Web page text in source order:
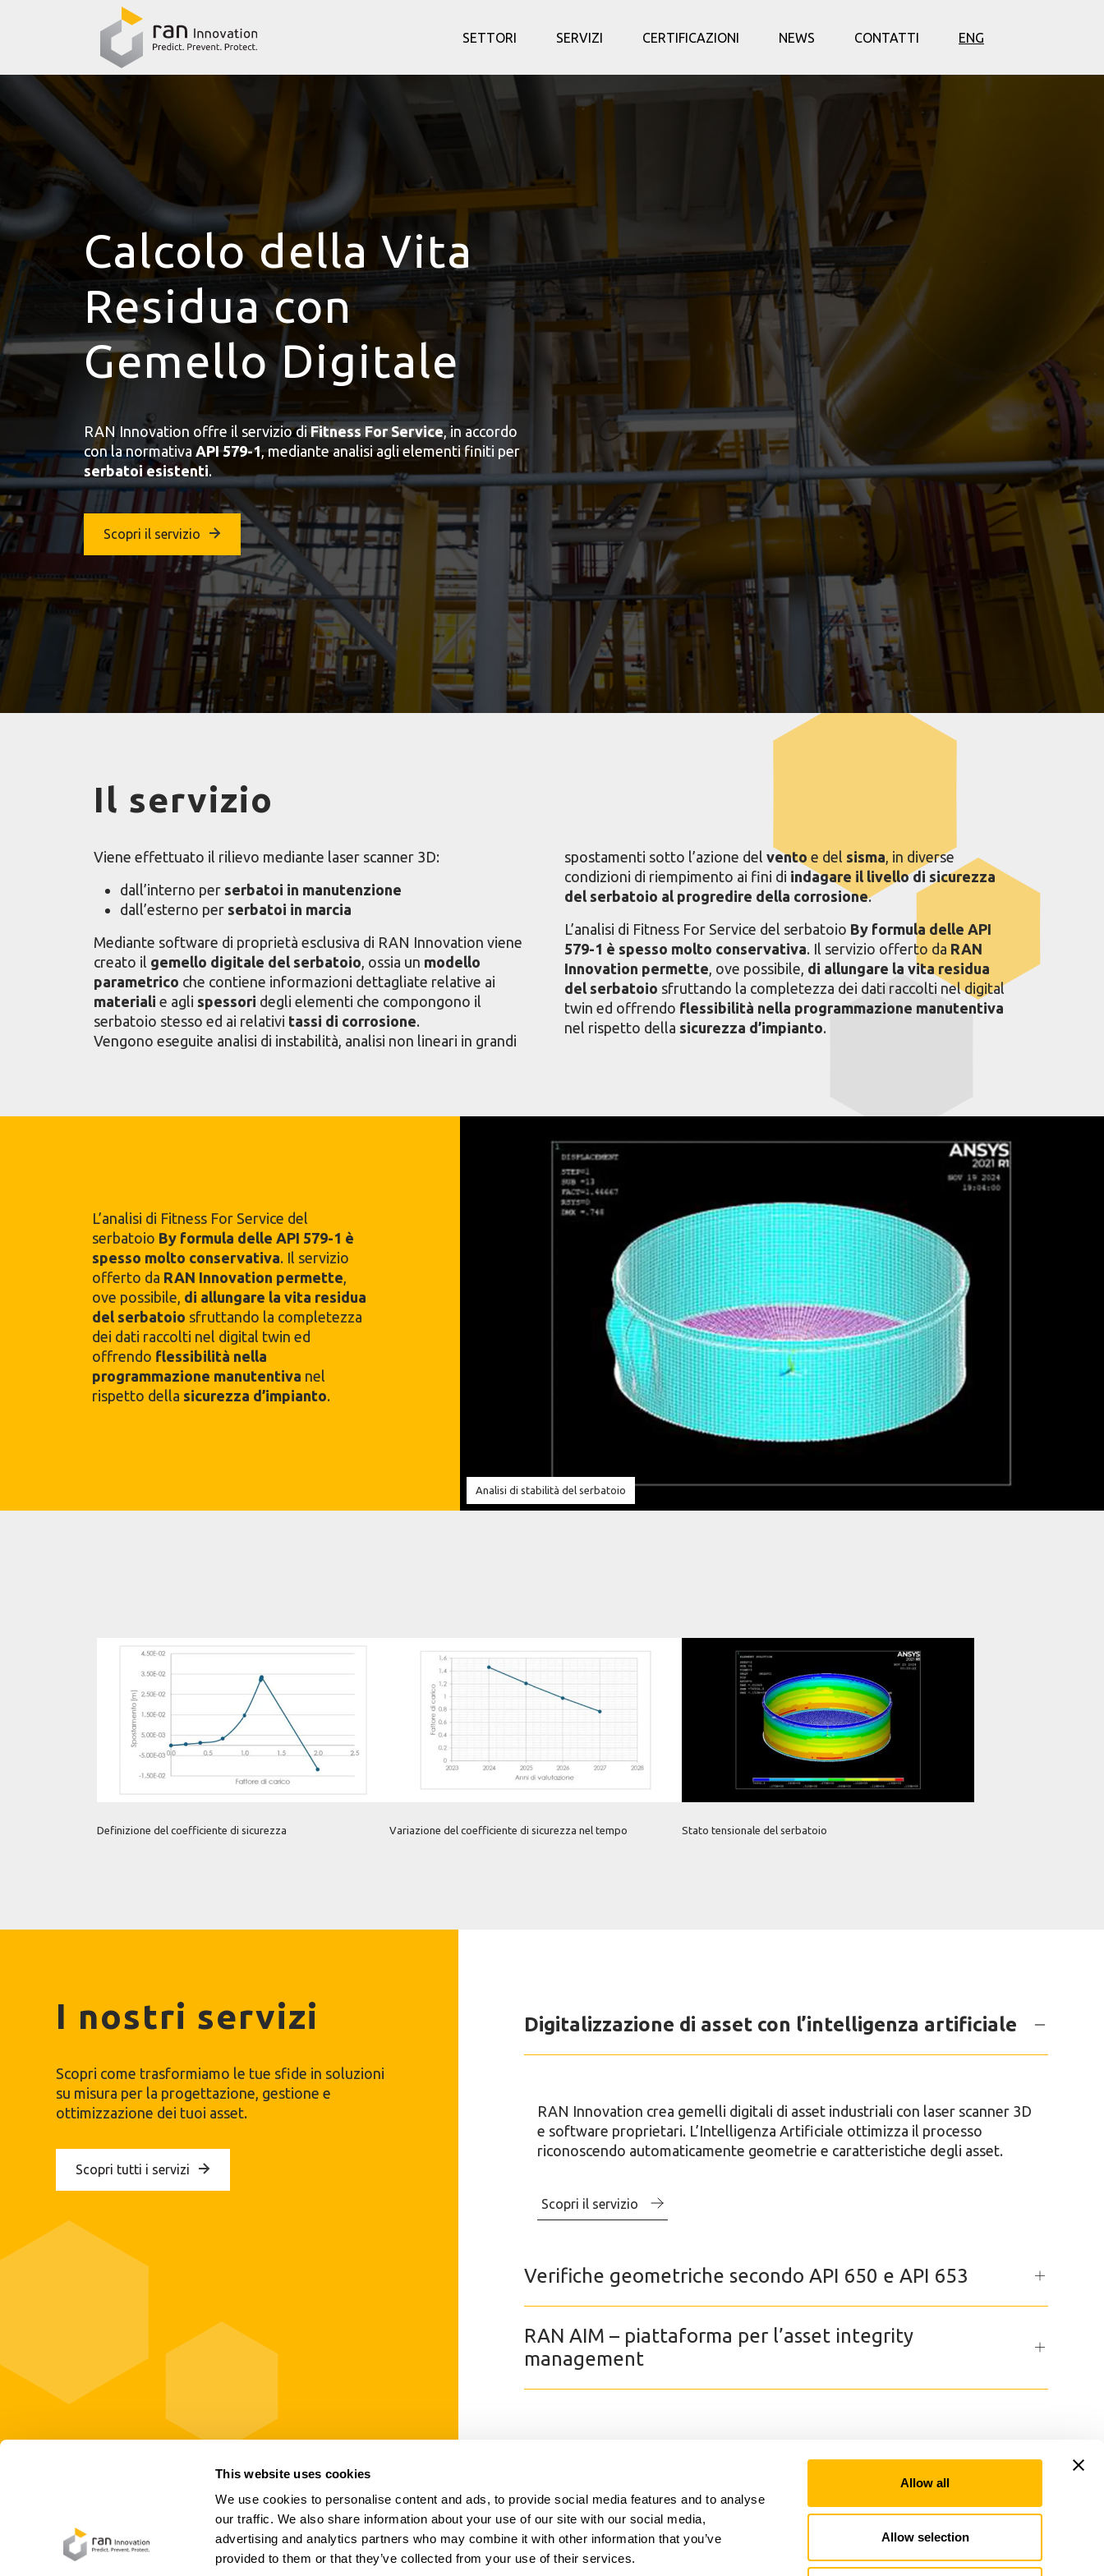
This website uses cookies
We use cookies to personalise content and ads, to provide social media features and to analyse
our traffic. We also share information about your use of our site with our social media,
advertising and analytics partners who may combine it with other information that you’ve
provided to them or that they’ve collected from your use of their services.
Allow all
Allow selection
SETTORI SERVIZI CERTIFICAZIONI NEWS CONTATTI ENG
Calcolo della Vita
Residua con
Gemello Digitale
RAN Innovation offre il servizio diFitness For Service, in accordo
con la normativa API 579-1, mediante analisi agli elementi finiti per
serbatoi esistenti.
Scopri il servizio
Il servizio
Viene effettuato il rilievo mediante laser scanner 3D:
dall’interno per serbatoi in manutenzione
dall’esterno per serbatoi in marcia
Mediante software di proprietà esclusiva di RAN Innovation viene
creato il gemello digitale del serbatoio, ossia un modello
parametrico che contiene informazioni dettagliate relative ai
materiali e agli spessori degli elementi che compongono il
serbatoio stesso ed ai relativi tassi di corrosione.
Vengono eseguite analisi di instabilità, analisi non lineari in grandi
spostamenti sotto l’azione del vento e del sisma, in diverse
condizioni di riempimento ai fini di indagare il livello di sicurezza
del serbatoio al progredire della corrosione.
L’analisi di Fitness For Service del serbatoio By formula delle API
579-1 è spesso molto conservativa. Il servizio offerto da RAN
Innovation permette, ove possibile, di allungare la vita residua
del serbatoio sfruttando la completezza dei dati raccolti nel digital
twin ed offrendo flessibilità nella programmazione manutentiva
nel rispetto della sicurezza d’impianto.
L’analisi di Fitness For Service del
serbatoio By formula delle API 579-1 è
spesso molto conservativa. Il servizio
offerto da RAN Innovation permette,
ove possibile, di allungare la vita residua
del serbatoio sfruttando la completezza
dei dati raccolti nel digital twin ed
offrendo flessibilità nella
programmazione manutentiva nel
rispetto della sicurezza d’impianto.
Analisi di stabilità del serbatoio
Definizione del coefficiente di sicurezza Variazione del coefficiente di sicurezza nel tempo Stato tensionale del serbatoio
I nostri servizi
Scopri come trasformiamo le tue sfide in soluzioni
su misura per la progettazione, gestione e
ottimizzazione dei tuoi asset.
Scopri tutti i servizi
Digitalizzazione di asset con l’intelligenza artificiale
RAN Innovation crea gemelli digitali di asset industriali con laser scanner 3D
e software proprietari. L’Intelligenza Artificiale ottimizza il processo
riconoscendo automaticamente geometrie e caratteristiche degli asset.
Scopri il servizio
Verifiche geometriche secondo API 650 e API 653
RAN AIM – piattaforma per l’asset integrity
management
SETTORI
SERVIZI
CERTIFICAZIONI
NEWS
Linkedin
Via della Piramide Cestia, 1c, Roma,
RM 00153, IT